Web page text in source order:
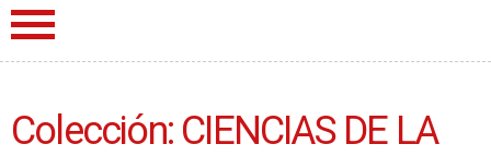
Colección: CIENCIAS DE LA